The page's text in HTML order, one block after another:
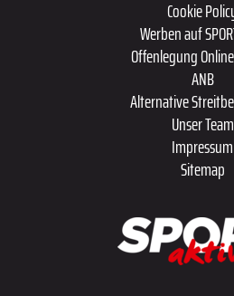
Cookie
Werben auf
Offenlegung
ANB
Alternative
Unser Team
Impressum
Sitemap